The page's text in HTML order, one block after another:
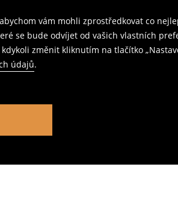
vám mohli zprostředkovat co
se bude odvíjet od vašich vlastních
změnit kliknutím na tlačítko
údajů.